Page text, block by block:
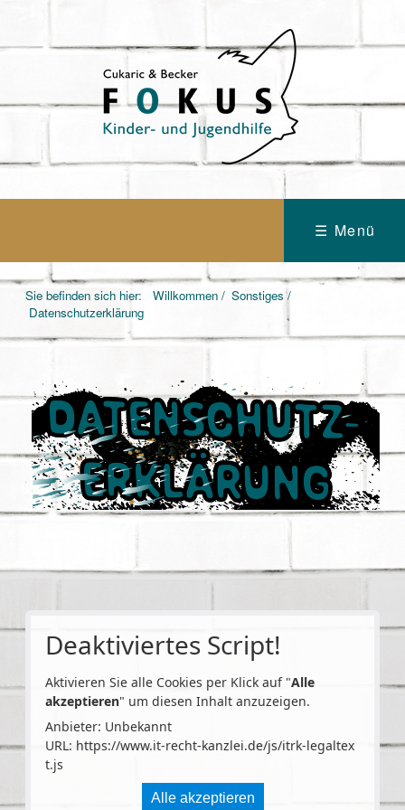
☰ Menü
Sie befinden sich hier: Willkommen / Sonstiges /
Datenschutzerklärung
Deaktiviertes Script!
Aktivieren Sie alle Cookies per Klick auf "Alle
akzeptieren" um diesen Inhalt anzuzeigen.
Anbieter: Unbekannt
URL: https://www.it-recht-kanzlei.de/js/itrk-legaltex
t.js
Alle akzeptieren